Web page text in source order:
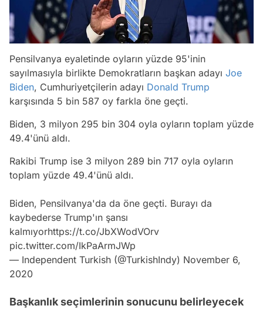
Pensilvanya eyaletinde oyların yüzde 95'inin
sayılmasıyla birlikte Demokratların başkan adayı Joe
Biden, Cumhuriyetçilerin adayı Donald Trump
karşısında 5 bin 587 oy farkla öne geçti.
Biden, 3 milyon 295 bin 304 oyla oyların toplam yüzde
49.4'ünü aldı.
Rakibi Trump ise 3 milyon 289 bin 717 oyla oyların
toplam yüzde 49.4'ünü aldı.
Biden, Pensilvanya'da da öne geçti. Burayı da
kaybederse Trump'ın şansı
kalmıyorhttps://t.co/JbXWodVOrv
pic.twitter.com/IkPaArmJWp
— Independent Turkish (@TurkishIndy) November 6,
2020
Başkanlık seçimlerinin sonucunu belirleyecek